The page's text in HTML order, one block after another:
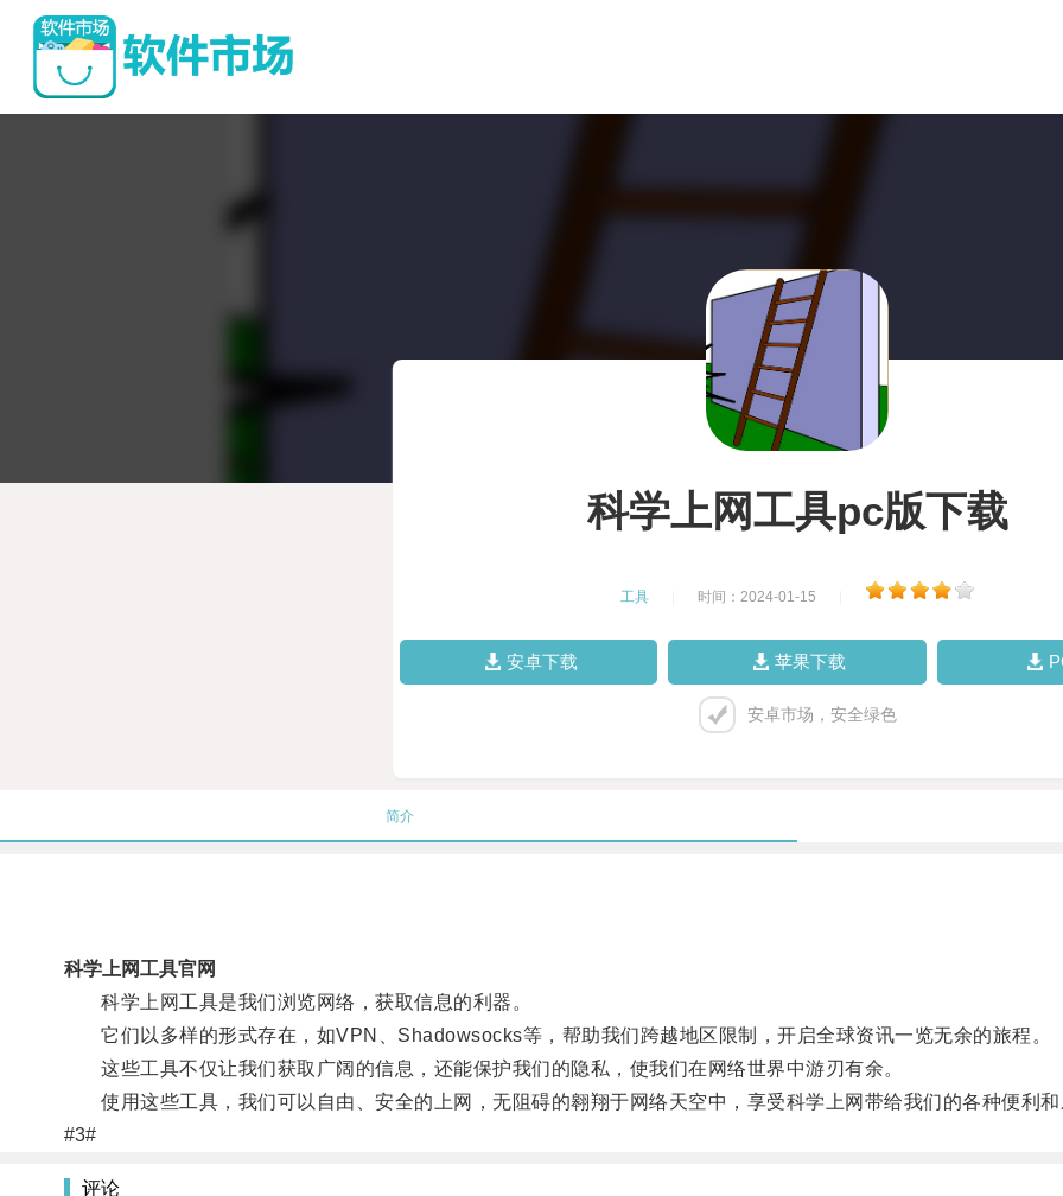
科学上网工具pc版下载
工具 时间：2024-01-15
安卓下载 苹果下载
安卓市场，安全绿色
简介
科学上网工具官网
科学上网工具是我们浏览网络，获取信息的利器。
它们以多样的形式存在，如VPN、Shadowsocks等，帮助我们跨越地区限制，开启全球资讯一览无余的旅程。
这些工具不仅让我们获取广阔的信息，还能保护我们的隐私，使我们在网络世界中游刃有余。
使用这些工具，我们可以自由、安全的上网，无阻碍的翱翔于网络天空中，享受科学上网带给我们的各种便利和
#3#
评论